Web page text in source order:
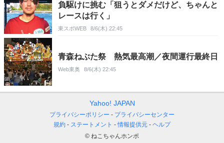
負駆けに挑む「狙うとダメだけど、ちゃんと
レースは行く」
東スポWEB 8/6(木) 22:45
青森ねぶた祭 熱気最高潮／夜間運行最終日
Web東奥 8/6(木) 22:45
Yahoo! JAPAN
プライバシーポリシー
プライバシーセンター
規約
ステートメント 情報提供元
ヘルプ
© ねこちゃんホンポ